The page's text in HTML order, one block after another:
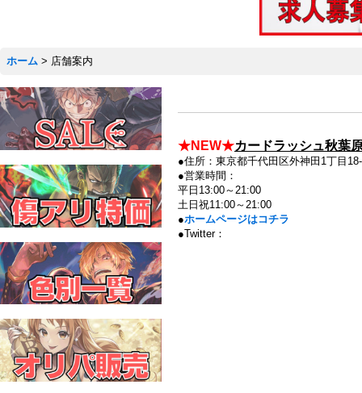
ホーム > 店舗案内
★NEW★カードラッシュ秋葉
●住所：東京都千代田区外神田1丁目
●営業時間：
平日13:00～21:00
土日祝11:00～21:00
●ホームページはコチラ
●Twitter：